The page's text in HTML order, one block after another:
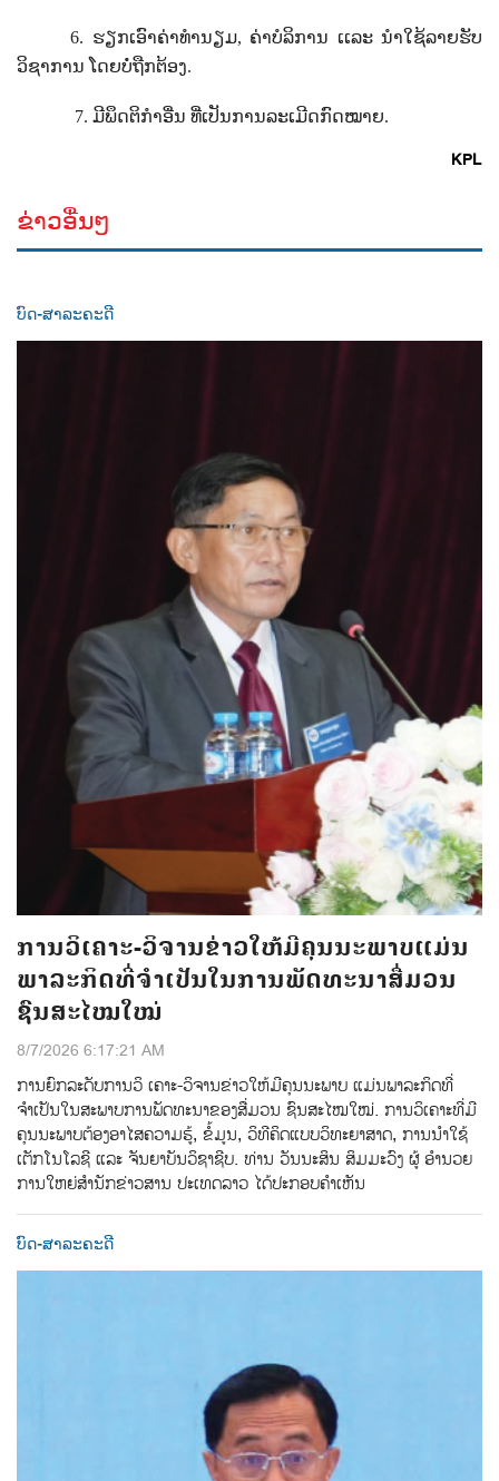
6. ຮຽກເອົາຄ່າທໍານຽມ, ຄ່າບໍລິການ ເເລະ ນໍາໃຊ້ລາຍຮັບ
ວິຊາການ ໂດຍບໍ່ຖືກຕ້ອງ.
7. ມີພຶດຕິກໍາອື່ນ ທີ່ເປັນການລະເມີດກົດໝາຍ.
KPL
ຂ່າວອື່ນໆ
ບົດ-ສາລະຄະດີ
ການວິເຄາະ-ວິຈານຂ່າວໃຫ້ມີຄຸນນະພາບແມ່ນ
ພາລະກິດທີ່ຈຳເປັນໃນການພັດທະນາສື່ມວນ
ຊົນສະໄໝໃໝ່
8/7/2026 6:17:21 AM
ການຍົກລະດັບການວິ ເຄາະ-ວິຈານຂ່າວໃຫ້ມີຄຸນນະພາບ ແມ່ນພາລະກິດທີ່
ຈຳເປັນໃນສະພາບການພັດທະນາຂອງສື່ມວນ ຊົນສະໄໝໃໝ່. ການວິເຄາະທີ່ມີ
ຄຸນນະພາບຕ້ອງອາໄສຄວາມຮູ້, ຂໍ້ມູນ, ວິທີຄິດແບບວິທະຍາສາດ, ການນຳໃຊ້
ເຕັກໂນໂລຊີ ແລະ ຈັນຍາບັນວິຊາຊີບ. ທ່ານ ວັນນະສິນ ສິມມະວົງ ຜູ້ ອໍານວຍ
ການໃຫຍ່ສໍານັກຂ່າວສານ ປະເທດລາວ ໄດ້ປະກອບຄໍາເຫັນ
ບົດ-ສາລະຄະດີ